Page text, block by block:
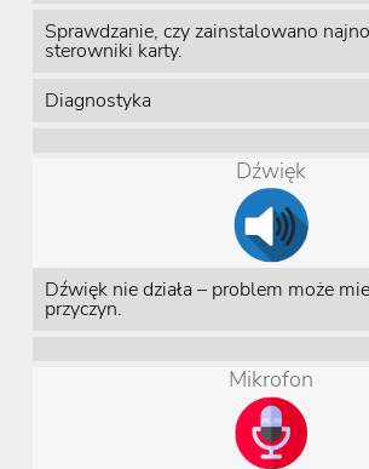
Sprawdzanie, czy zainstalowano
sterowniki karty.
Diagnostyka
Dźwięk
Dźwięk nie działa – problem może
przyczyn.
Mikrofon